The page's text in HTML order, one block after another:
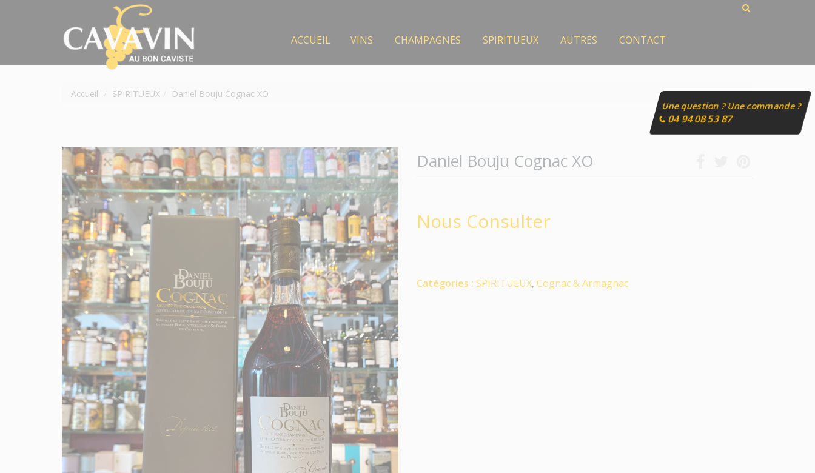
ACCUEIL VINS CHAMPAGNES SPIRITUEUX AUTRES CONTACT
Accueil SPIRITUEUX Daniel Bouju Cognac XO
Daniel Bouju Cognac XO
Nous Consulter
Catégories : SPIRITUEUX, Cognac & Armagnac
Une question ? Une commande ?
04 94 08 53 87